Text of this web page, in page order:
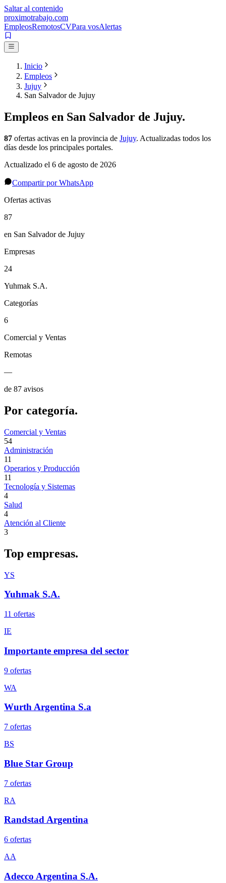
Saltar al contenido
proximotrabajo.com
EmpleosRemotosCVPara vosAlertas
Inicio
Empleos
Jujuy
San Salvador de Jujuy
Empleos en San Salvador de Jujuy.
87 ofertas activas en la provincia de Jujuy. Actualizadas todos los
días desde los principales portales.
Actualizado el 6 de agosto de 2026
Compartir por WhatsApp
Ofertas activas
87
en San Salvador de Jujuy
Empresas
24
Yuhmak S.A.
Categorías
6
Comercial y Ventas
Remotas
—
de 87 avisos
Por categoría.
Comercial y Ventas
54
Administración
11
Operarios y Producción
11
Tecnología y Sistemas
4
Salud
4
Atención al Cliente
3
Top empresas.
YS
Yuhmak S.A.
11 ofertas
IE
Importante empresa del sector
9 ofertas
WA
Wurth Argentina S.a
7 ofertas
BS
Blue Star Group
7 ofertas
RA
Randstad Argentina
6 ofertas
AA
Adecco Argentina S.A.